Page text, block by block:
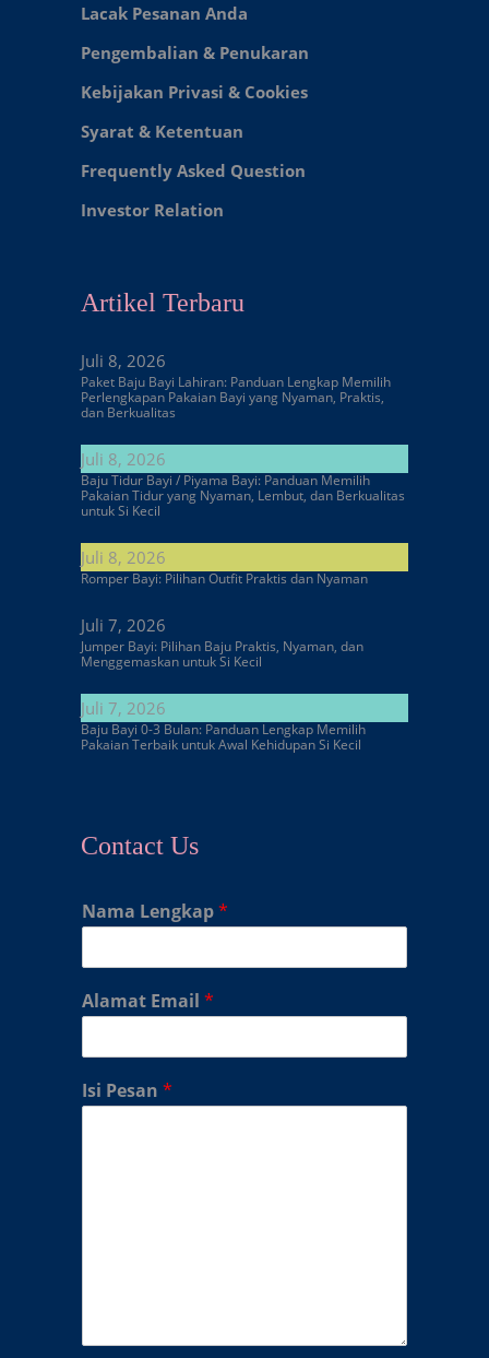
Lacak Pesanan Anda
Pengembalian & Penukaran
Kebijakan Privasi & Cookies
Syarat & Ketentuan
Frequently Asked Question
Investor Relation
Artikel Terbaru
Juli 8, 2026
Paket Baju Bayi Lahiran: Panduan Lengkap Memilih
Perlengkapan Pakaian Bayi yang Nyaman, Praktis,
dan Berkualitas
Juli 8, 2026
Baju Tidur Bayi / Piyama Bayi: Panduan Memilih
Pakaian Tidur yang Nyaman, Lembut, dan Berkualitas
untuk Si Kecil
Juli 8, 2026
Romper Bayi: Pilihan Outfit Praktis dan Nyaman
Juli 7, 2026
Jumper Bayi: Pilihan Baju Praktis, Nyaman, dan
Menggemaskan untuk Si Kecil
Juli 7, 2026
Baju Bayi 0-3 Bulan: Panduan Lengkap Memilih
Pakaian Terbaik untuk Awal Kehidupan Si Kecil
Contact Us
Nama Lengkap*
Alamat Email *
Isi Pesan *